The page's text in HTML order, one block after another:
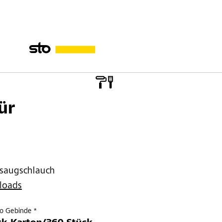
Gebinde *